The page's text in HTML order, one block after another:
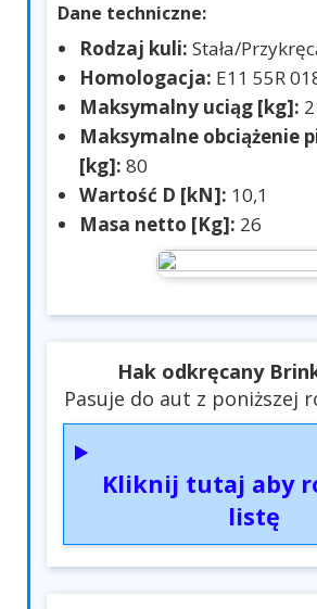
Dane techniczne:
Rodzaj kuli: Stała/
Homologacja: E11 55R
Maksymalny uciąg [kg]:
Maksymalne obciążenie
[kg]: 80
Wartość D [kN]: 10,1
Masa netto [Kg]: 26
Hak odkręcany
Pasuje do aut z poniższej
Kliknij tutaj aby
listę